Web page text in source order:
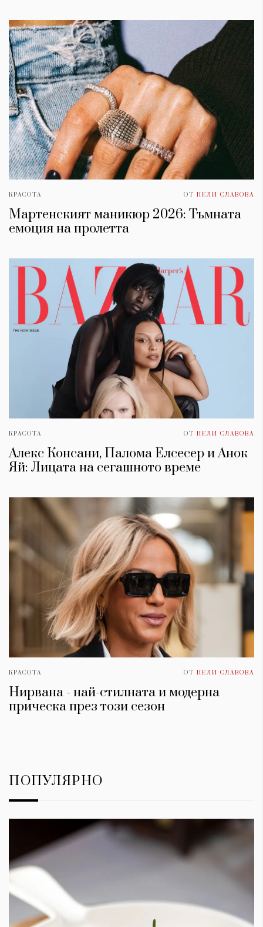
КРАСОТА ОТ НЕЛИ СЛАВОВА
Мартенският маникюр 2026: ​Тъмната
емоция на пролетта
КРАСОТА ОТ НЕЛИ СЛАВОВА
Алекс Консани, Палома Елсесер и Анок
Яй: Лицата на сегашното време
КРАСОТА ОТ НЕЛИ СЛАВОВА
Нирвана - най-стилната и модерна
прическа през този сезон
ПОПУЛЯРНО